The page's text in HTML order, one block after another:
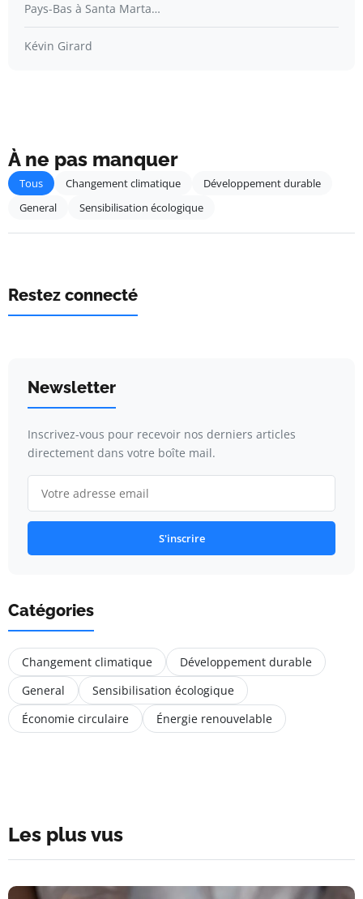
Pays-Bas à Santa Marta…
Kévin Girard
À ne pas manquer
Tous Changement climatique
Développement durable
General
Sensibilisation écologique
Restez connecté
Newsletter
Inscrivez-vous pour recevoir nos derniers articles
directement dans votre boîte mail.
S'inscrire
Catégories
Changement climatique
Développement durable
General
Sensibilisation écologique
Économie circulaire
Énergie renouvelable
Les plus vus